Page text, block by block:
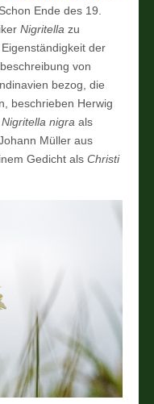
Ende des 19.
Nigritella zu
der
von
bezog, die
beschrieben Herwig
Nigritella nigra als
Müller aus
Gedicht alsChristi